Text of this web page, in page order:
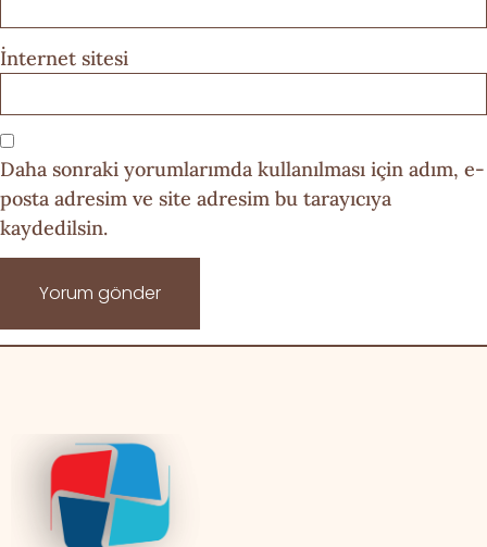
İnternet sitesi
Daha sonraki yorumlarımda kullanılması için adım, e-
posta adresim ve site adresim bu tarayıcıya
kaydedilsin.